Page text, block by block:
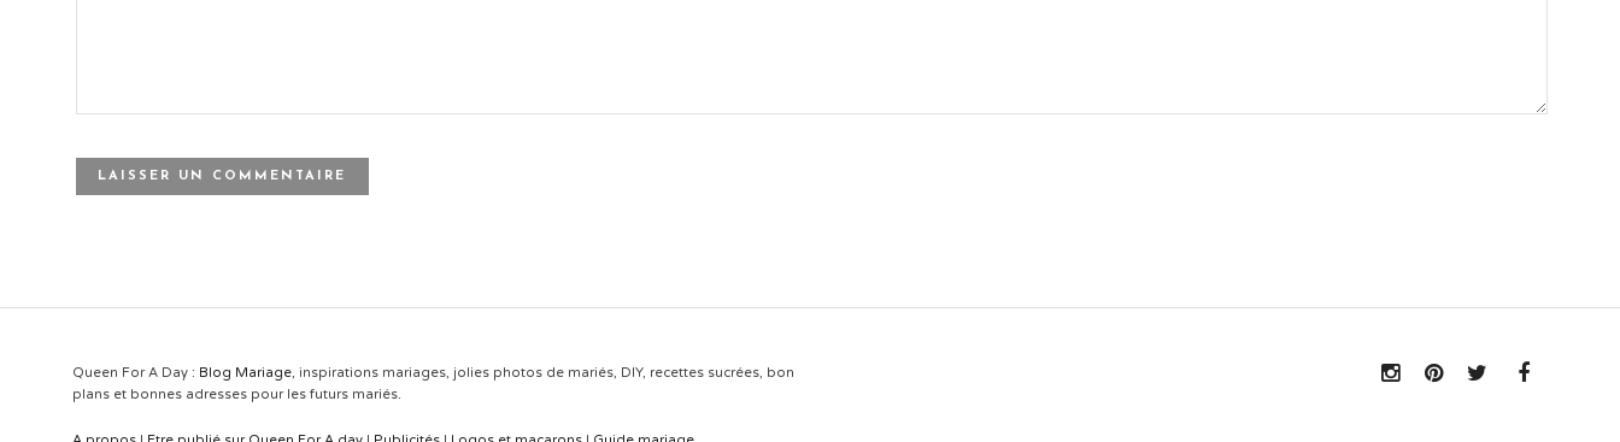
Queen For A Day : Blog Mariage, inspirations mariages, jolies photos de mariés, DIY, recettes sucrées, bon
plans et bonnes adresses pour les futurs mariés.